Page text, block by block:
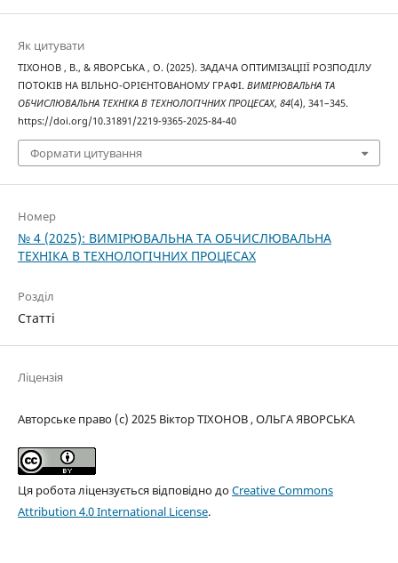
Як цитувати
ТІХОНОВ , В., & ЯВОРСЬКА , О. (2025). ЗАДАЧА ОПТИМІЗАЦІІЇ РОЗПОДІЛУ
ПОТОКІВ НА ВІЛЬНО-ОРІЄНТОВАНОМУ ГРАФІ. ВИМІРЮВАЛЬНА ТА
ОБЧИСЛЮВАЛЬНА ТЕХНІКА В ТЕХНОЛОГІЧНИХ ПРОЦЕСАХ, 84(4), 341–345.
https://doi.org/10.31891/2219-9365-2025-84-40
Формати цитування
Номер
№ 4 (2025): ВИМІРЮВАЛЬНА ТА ОБЧИСЛЮВАЛЬНА
ТЕХНІКА В ТЕХНОЛОГІЧНИХ ПРОЦЕСАХ
Розділ
Статті
Ліцензія
Авторське право (c) 2025 Віктор ТІХОНОВ , ОЛЬГА ЯВОРСЬКА
Ця робота ліцензується відповідно доCreative Commons
Attribution 4.0 International License.